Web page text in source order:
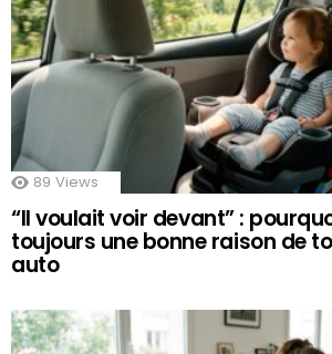
89 Views
“Il voulait voir devant” :
toujours une bonne raison de
auto